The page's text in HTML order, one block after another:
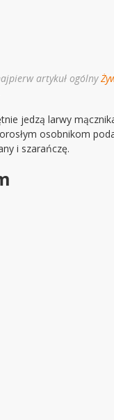
artykuł ogólny
jedzą larwy
osobnikom
i szarańczę.